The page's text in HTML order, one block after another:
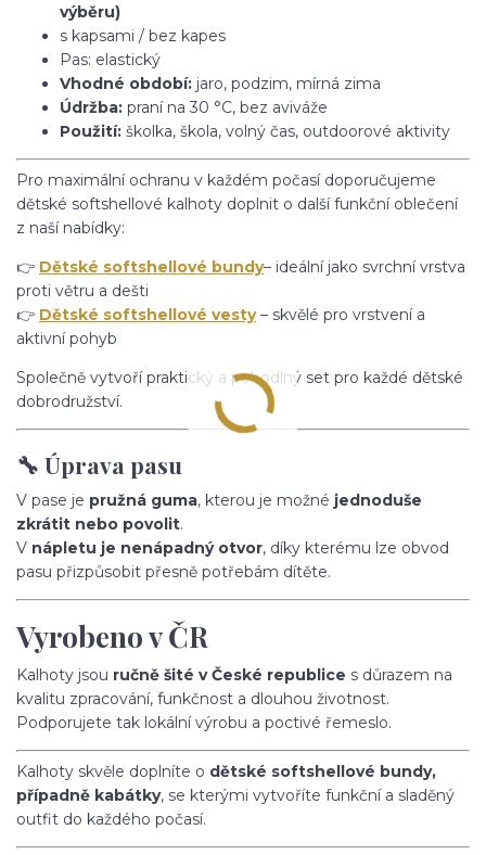
výběru)
s kapsami / bez kapes
Pas: elastický
Vhodné období: jaro, podzim, mírná zima
Údržba: praní na 30 °C, bez aviváže
Použití: školka, škola, volný čas, outdoorové aktivity
Pro maximální ochranu v každém počasí doporučujeme
dětské softshellové kalhoty doplnit o další funkční oblečení
z naší nabídky:
👉 Dětské softshellové bundy– ideální jako svrchní vrstva
proti větru a dešti
👉 Dětské softshellové vesty– skvělé pro vrstvení a
aktivní pohyb
Společně vytvoří praktický a pohodlný set pro každé dětské
dobrodružství.
🔧 Úprava pasu
V pase je pružná guma, kterou je možné jednoduše
zkrátit nebo povolit.
V nápletu je nenápadný otvor, díky kterému lze obvod
pasu přizpůsobit přesně potřebám dítěte.
Vyrobeno v ČR
Kalhoty jsou ručně šité v České republice s důrazem na
kvalitu zpracování, funkčnost a dlouhou životnost.
Podporujete tak lokální výrobu a poctivé řemeslo.
Kalhoty skvěle doplníte o dětské softshellové bundy,
případně kabátky, se kterými vytvoříte funkční a sladěný
outfit do každého počasí.